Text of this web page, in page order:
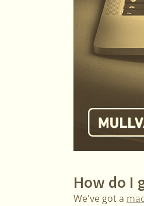
How do I
We've got a